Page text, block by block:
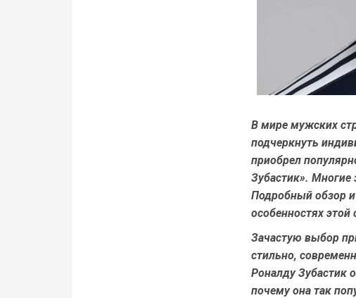
В мире мужских
подчеркнуть
приобрел
Зубастик».
Подробный обзор
особенностях
Зачастую выбор
стильно,
Роналду Зубастик
почему она так